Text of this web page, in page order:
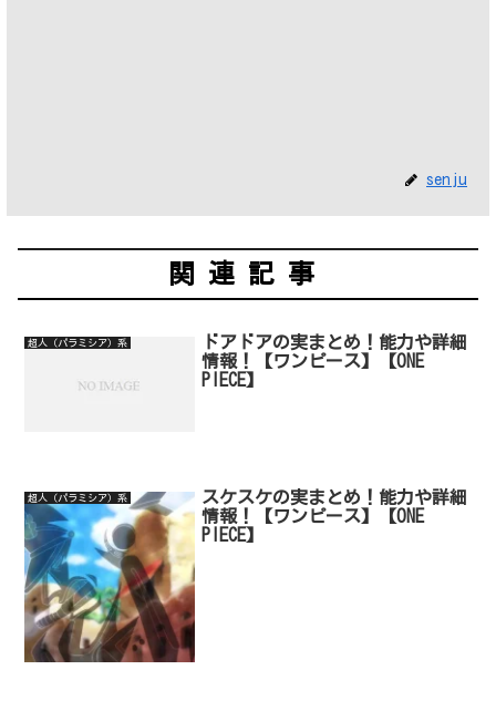
senju
関連記事
超人（パラミシア）系
ドアドアの実まとめ！能力や詳細
情報！【ワンピース】【ONE
PIECE】
超人（パラミシア）系
スケスケの実まとめ！能力や詳細
情報！【ワンピース】【ONE
PIECE】